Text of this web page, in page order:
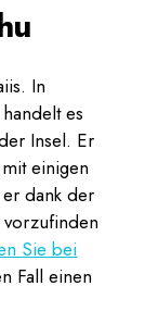
In
es
Insel. Er
einigen
dank der
Sie bei
Fall einen